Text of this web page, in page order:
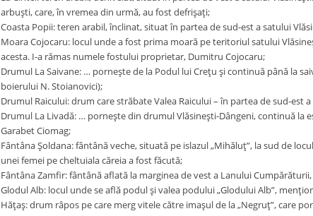
arbuşti, care, în vremea din urmă, au fost defrişaţi;
Coasta Popii: teren arabil, înclinat, situat în partea de sud-est a satului
Moara Cojocaru: locul unde a fost prima moară pe teritoriul satului
acesta. I-a rămas numele fostului proprietar, Dumitru Cojocaru;
Drumul La Saivane: … porneşte de la Podul lui Creţu şi continuă până la
boierului N. Stoianovici);
Drumul Raicului: drum care străbate Valea Raicului – în partea de sud-
Drumul La Livadă: … porneşte din drumul Vlăsineşti-Dângeni, continuă la
Garabet Ciomag;
Fântâna Şoldana: fântână veche, situată pe islazul „Mihăluţ”, la sud de
unei femei pe cheltuiala căreia a fost făcută;
Fântâna Zamfir: fântână aflată la marginea de vest a Lanului
Glodul Alb: locul unde se află podul şi valea podului „Glodului Alb”,
Hăţaş: drum râpos pe care merg vitele către imaşul de la „Negruţ”, care